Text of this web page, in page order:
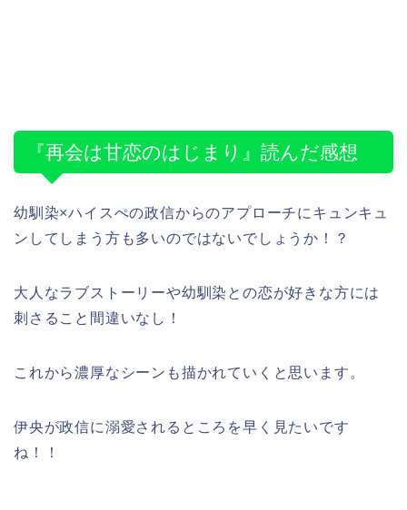
『再会は甘恋のはじまり』読んだ感想
幼馴染×ハイスぺの政信からのアプローチにキュンキュ
ンしてしまう方も多いのではないでしょうか！？
大人なラブストーリーや幼馴染との恋が好きな方には
刺さること間違いなし！
これから濃厚なシーンも描かれていくと思います。
伊央が政信に溺愛されるところを早く見たいです
ね！！